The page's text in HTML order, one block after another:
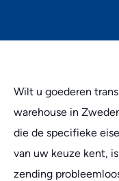
Wilt u goederen
warehouse in
die de specifieke
van uw keuze kent,
zending